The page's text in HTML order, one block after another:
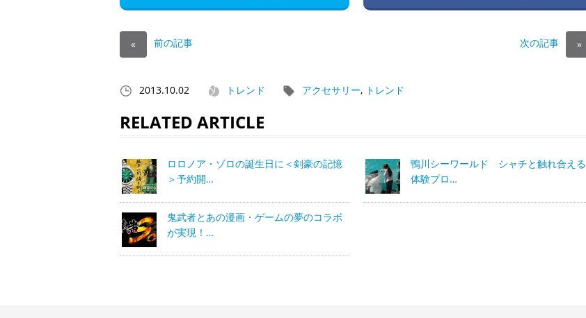
« 前の記事 次の記事 »
2013.10.02 トレンド アクセサリー, トレンド
RELATED ARTICLE
ロロノア・ゾロの誕生日に＜剣豪の記憶
＞予約開…
鴨川シーワールド シャチと触れ合える
体験プロ…
鬼武者とあの漫画・ゲームの夢のコラボ
が実現！…